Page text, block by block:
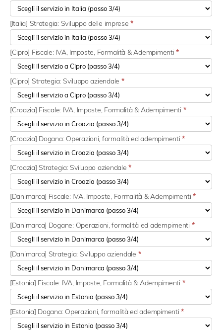
[Italia] Strategia: Sviluppo delle imprese*
[Cipro] Fiscale: IVA, Imposte, Formalità & Adempimenti*
[Cipro] Strategia: Sviluppo aziendale *
[Croazia] Fiscale: IVA, Imposte, Formalità & Adempimenti *
[Croazia] Dogana: Operazioni, formalità ed adempimenti*
[Croazia] Strategia: Sviluppo aziendale*
[Danimarca] Fiscale: IVA, Imposte, Formalità & Adempimenti*
[Danimarca] Dogane: Operazioni, formalità ed adempimenti *
[Danimarca] Strategia: Sviluppo aziendale *
[Estonia] Fiscale: IVA, Imposte, Formalità & Adempimenti *
[Estonia] Dogana: Operazioni, formalità ed adempimenti*